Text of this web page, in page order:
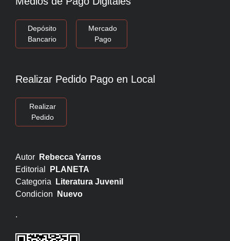
Depósito
Bancario
Mercado
Pago
Realizar Pedido Pago en Local
Realizar
Pedido
Autor
Rebecca Yarros
Editorial
PLANETA
Categoria
Literatura Juvenil
Condicion
Nuevo
.